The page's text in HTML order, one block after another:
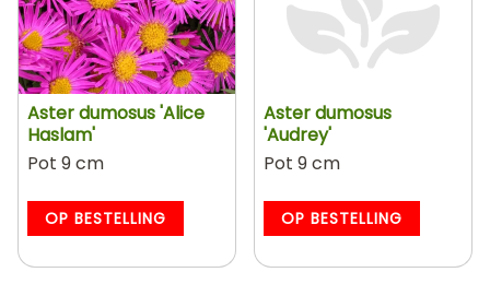
Aster dumosus 'Alice
Haslam'
Pot 9 cm
OP BESTELLING
Aster dumosus
'Audrey'
Pot 9 cm
OP BESTELLING